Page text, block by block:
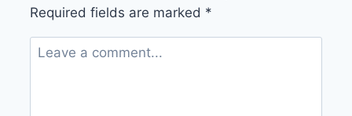
Required fields are marked *